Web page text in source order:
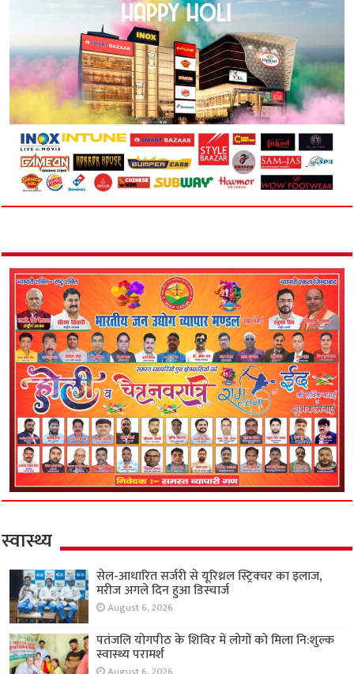
स्वास्थ्य
सेल-आधारित सर्जरी से यूरिथ्रल स्ट्रिक्चर का इलाज,
मरीज अगले दिन हुआ डिस्चार्ज
August 6, 2026
पतंजलि योगपीठ के शिविर में लोगों को मिला नि:शुल्क
स्वास्थ्य परामर्श